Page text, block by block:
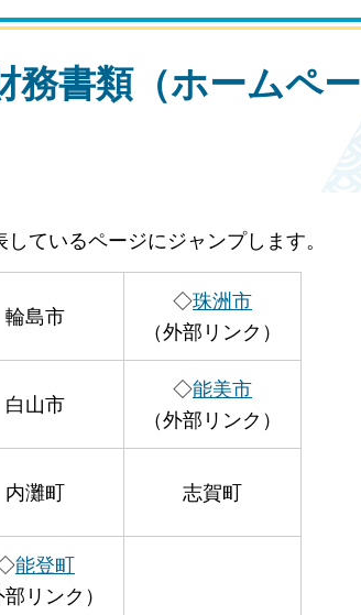
務書類（ホームペー
ているページにジャンプします。
輪島市
◇珠洲市
（外部リンク）
白山市
◇能美市
（外部リンク）
内灘町 志賀町
能登町
部リンク）